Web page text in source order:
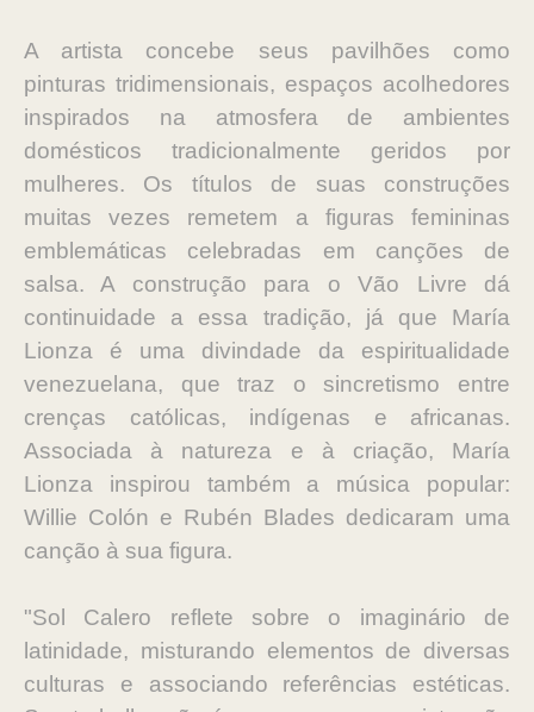
A artista concebe seus pavilhões como
pinturas tridimensionais, espaços acolhedores
inspirados na atmosfera de ambientes
domésticos tradicionalmente geridos por
mulheres. Os títulos de suas construções
muitas vezes remetem a figuras femininas
emblemáticas celebradas em canções de
salsa. A construção para o Vão Livre dá
continuidade a essa tradição, já que María
Lionza é uma divindade da espiritualidade
venezuelana, que traz o sincretismo entre
crenças católicas, indígenas e africanas.
Associada à natureza e à criação, María
Lionza inspirou também a música popular:
Willie Colón e Rubén Blades dedicaram uma
canção à sua figura.
"Sol Calero reflete sobre o imaginário de
latinidade, misturando elementos de diversas
culturas e associando referências estéticas.